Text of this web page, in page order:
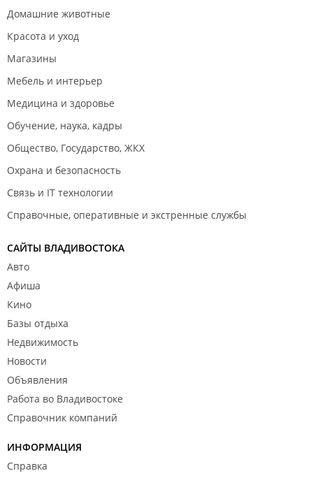
Домашние животные
Красота и уход
Магазины
Мебель и интерьер
Медицина и здоровье
Обучение, наука, кадры
Общество, Государство, ЖКХ
Охрана и безопасность
Связь и IT технологии
Справочные, оперативные и экстренные службы
САЙТЫ ВЛАДИВОСТОКА
Авто
Афиша
Кино
Базы отдыха
Недвижимость
Новости
Объявления
Работа во Владивостоке
Справочник компаний
ИНФОРМАЦИЯ
Справка